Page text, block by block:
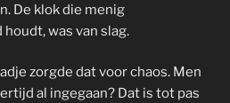
De klok die menig
was van slag.
zorgde dat voor chaos. Men
al ingegaan? Dat is tot pas